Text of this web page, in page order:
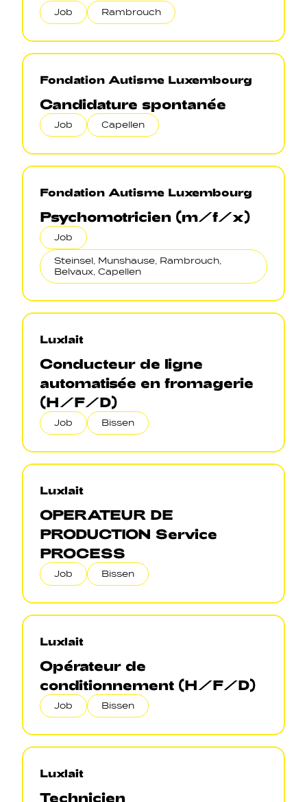
Job Rambrouch
Fondation Autisme Luxembourg
Candidature spontanée
Job Capellen
Fondation Autisme Luxembourg
Psychomotricien (m/f/x)
Job
Steinsel, Munshause, Rambrouch,
Belvaux, Capellen
Luxlait
Conducteur de ligne
automatisée en fromagerie
(H/F/D)
Job Bissen
Luxlait
OPERATEUR DE
PRODUCTION Service
PROCESS
Job Bissen
Luxlait
Opérateur de
conditionnement (H/F/D)
Job Bissen
Luxlait
Technicien